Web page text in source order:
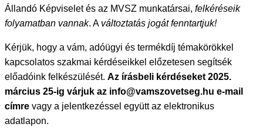
Állandó Képviselet és az MVSZ munkatársai, felkéréseik
folyamatban vannak. A változtatás jogát fenntartjuk!
Kérjük, hogy a vám, adóügyi és termékdíj témakörökkel
kapcsolatos szakmai kérdéseikkel előzetesen segítsék
előadóink felkészülését. Az írásbeli kérdéseket 2025.
március 25-ig várjuk az info@vamszovetseg.hu e-mail
címre vagy a jelentkezéssel együtt az elektronikus
adatlapon.